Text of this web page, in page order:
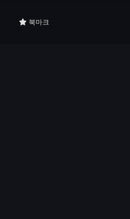
북마크